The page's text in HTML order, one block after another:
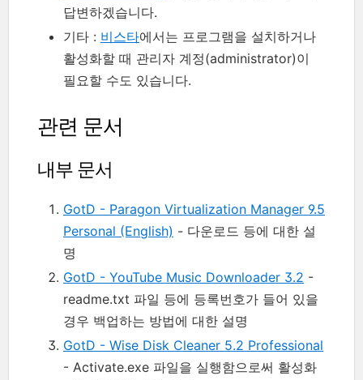
답변하겠습니다.
기타 : 비스타에서는 프로그램을 설치하거나
활성화할 때 관리자 계정(administrator)이
필요할 수도 있습니다.
관련 문서
내부 문서
GotD - Paragon Virtualization Manager 9.5
Personal (English) - 다운로드 등에 대한 설
명
GotD - YouTube Music Downloader 3.2 -
readme.txt 파일 등에 등록번호가 들어 있을
경우 백업하는 방법에 대한 설명
GotD - Wise Disk Cleaner 5.2 Professional
- Activate.exe 파일을 실행함으로써 활성화